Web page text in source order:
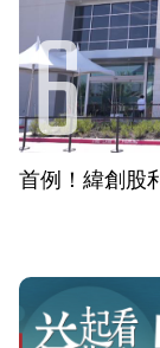
首例！緯創股